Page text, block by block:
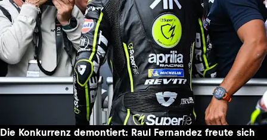
Die Konkurrenz demontiert: Raul Fernandez freute sich